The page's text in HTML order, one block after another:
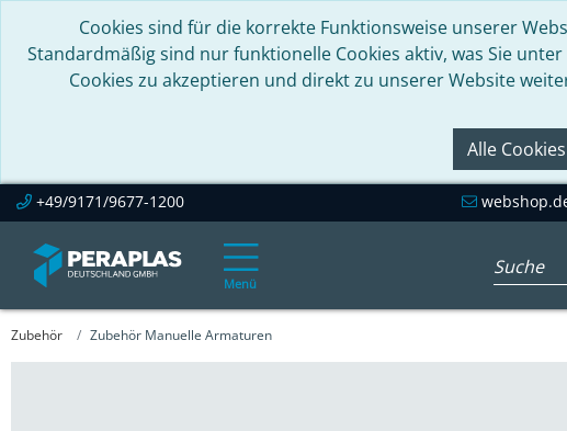
Cookies sind für die korrekte Funktionsweise unserer
Standardmäßig sind nur funktionelle Cookies aktiv, was Sie
Cookies zu akzeptieren und direkt zu unserer Website
Alle
+49/9171/9677-1200
Menü
Zubehör Zubehör Manuelle Armaturen